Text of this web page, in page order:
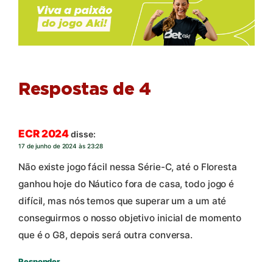
Respostas de 4
ECR 2024disse:
17 de junho de 2024 às 23:28
Não existe jogo fácil nessa Série-C, até o Floresta
ganhou hoje do Náutico fora de casa, todo jogo é
difícil, mas nós temos que superar um a um até
conseguirmos o nosso objetivo inicial de momento
que é o G8, depois será outra conversa.